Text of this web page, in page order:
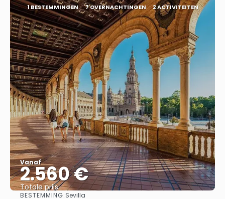
1 BESTEMMINGEN 7 OVERNACHTINGEN 2 ACTIVITEITEN
Vanaf
2.560 €
Totale prijs
BESTEMMING:Sevilla